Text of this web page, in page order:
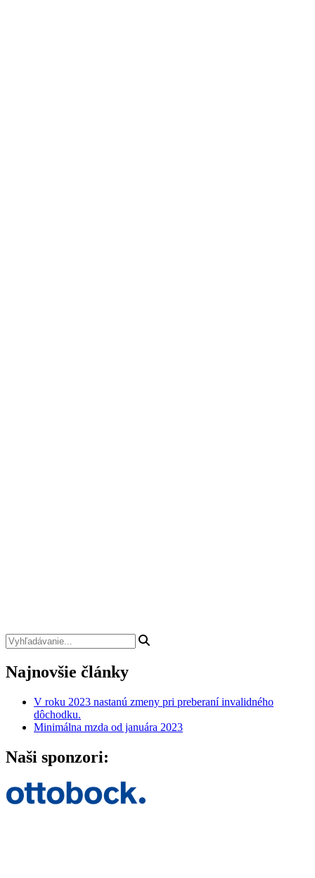
Najnovšie články
V roku 2023 nastanú zmeny pri preberaní invalidného
dôchodku.
Minimálna mzda od januára 2023
Naši sponzori: